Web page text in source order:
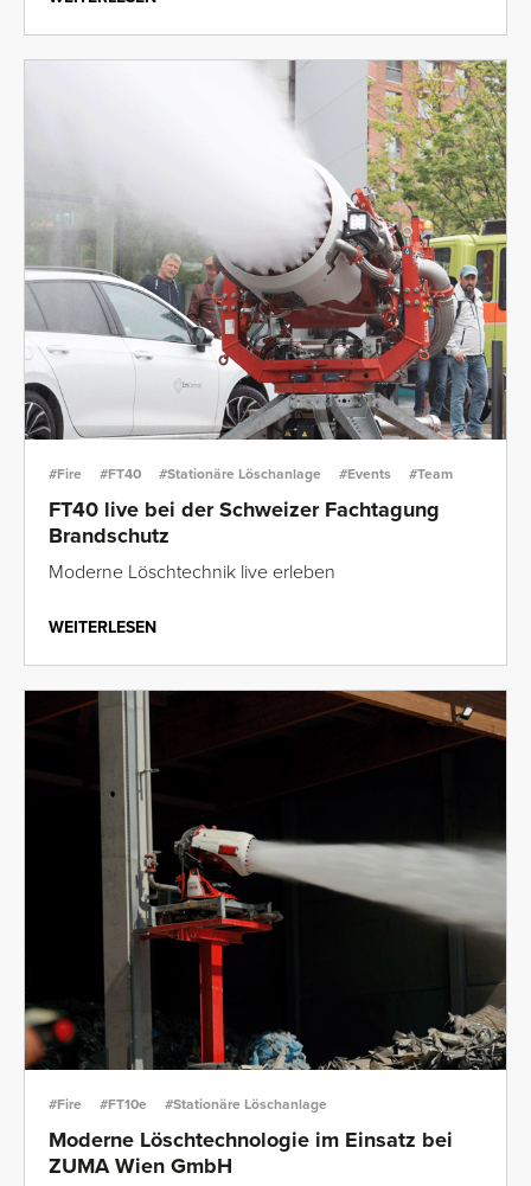
#Fire #FT40 #Stationäre Löschanlage #Events #Team
FT40 live bei der Schweizer Fachtagung
Brandschutz
Moderne Löschtechnik live erleben
WEITERLESEN
#Fire #FT10e #Stationäre Löschanlage
Moderne Löschtechnologie im Einsatz bei
ZUMA Wien GmbH